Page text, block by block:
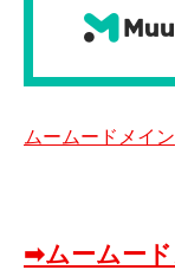
ムームードメイン
➡ムームー